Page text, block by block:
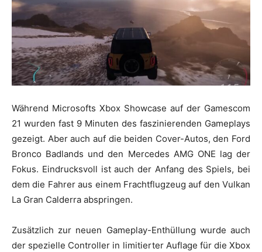
Während Microsofts Xbox Showcase auf der Gamescom
21 wurden fast 9 Minuten des faszinierenden Gameplays
gezeigt. Aber auch auf die beiden Cover-Autos, den Ford
Bronco Badlands und den Mercedes AMG ONE lag der
Fokus. Eindrucksvoll ist auch der Anfang des Spiels, bei
dem die Fahrer aus einem Frachtflugzeug auf den Vulkan
La Gran Calderra abspringen.
Zusätzlich zur neuen Gameplay-Enthüllung wurde auch
der spezielle Controller in limitierter Auflage für die Xbox